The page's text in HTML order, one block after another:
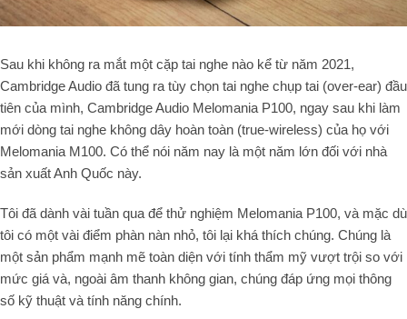
Sau khi không ra mắt một cặp tai nghe nào kể từ năm 2021,
Cambridge Audio đã tung ra tùy chọn tai nghe chụp tai (over-ear) đầu
tiên của mình, Cambridge Audio Melomania P100, ngay sau khi làm
mới dòng tai nghe không dây hoàn toàn (true-wireless) của họ với
Melomania M100. Có thể nói năm nay là một năm lớn đối với nhà
sản xuất Anh Quốc này.
Tôi đã dành vài tuần qua để thử nghiệm Melomania P100, và mặc dù
tôi có một vài điểm phàn nàn nhỏ, tôi lại khá thích chúng. Chúng là
một sản phẩm mạnh mẽ toàn diện với tính thẩm mỹ vượt trội so với
mức giá và, ngoài âm thanh không gian, chúng đáp ứng mọi thông
số kỹ thuật và tính năng chính.